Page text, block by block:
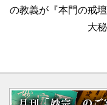
の教義が『本門の戒
大